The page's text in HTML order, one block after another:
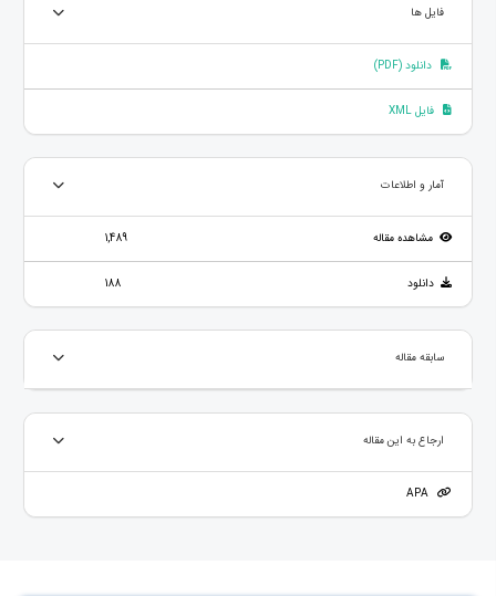
فایل ها
دانلود (PDF)
فایل XML
آمار و اطلاعات
مشاهده مقاله 1,489
دانلود 188
سابقه مقاله
ارجاع به این مقاله
APA